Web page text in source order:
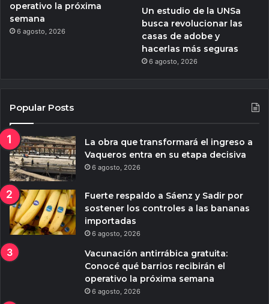
operativo la próxima
semana
6 agosto, 2026
Un estudio de la UNSa
busca revolucionar las
casas de adobe y
hacerlas más seguras
6 agosto, 2026
Popular Posts
La obra que transformará el ingreso a
Vaqueros entra en su etapa decisiva
6 agosto, 2026
Fuerte respaldo a Sáenz y Sadir por
sostener los controles a las bananas
importadas
6 agosto, 2026
Vacunación antirrábica gratuita:
Conocé qué barrios recibirán el
operativo la próxima semana
6 agosto, 2026